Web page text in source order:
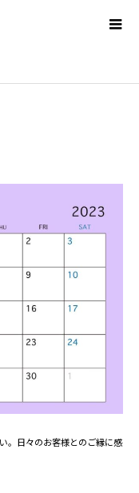
。日々のお客様とのご縁に感